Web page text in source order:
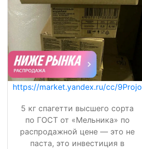
https://market.yandex.ru/cc/9Projo
5 кг спагетти высшего сорта
по ГОСТ от «Мельника» по
распродажной цене — это не
паста, это инвестиция в